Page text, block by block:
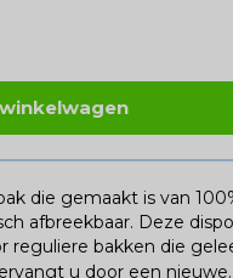
die gemaakt is van
afbreekbaar. Deze
reguliere bakken die
u door een nieuwe.